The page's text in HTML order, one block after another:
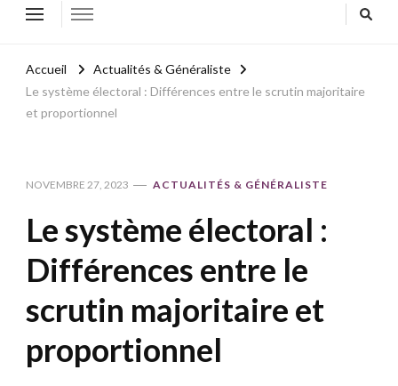
Accueil
Actualités & Généraliste
Le système électoral : Différences entre le scrutin majoritaire
et proportionnel
NOVEMBRE 27, 2023 ACTUALITÉS & GÉNÉRALISTE
Le système électoral :
Différences entre le
scrutin majoritaire et
proportionnel